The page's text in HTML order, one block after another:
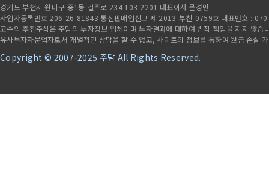
경기도 부천시 원미구 중1동 길주로 234 103-2201 대표이사 문성민
사업자등록번호 206-26-81843 통신판매업신고 제 2013-부천-0759호 대표번호 :
고수의 추천주식은 주담의 투자정보 업체이며 투자결과에 대하여 법적 책임을 지지 않
유사투자자문업자로서 개별적인 상담을 할 수 없고, 사이트의 정보를 통하여 원금 손실
Copyright © 2007-2025 주담 All Rights Reserved.